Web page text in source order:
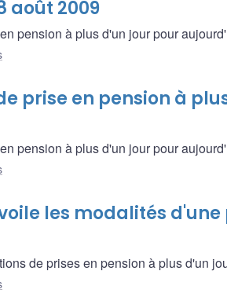
août 2009
pension à plus d'un jour pour
prise en pension à
pension à plus d'un jour pour
les modalités d'une
de prises en pension à plus d'un